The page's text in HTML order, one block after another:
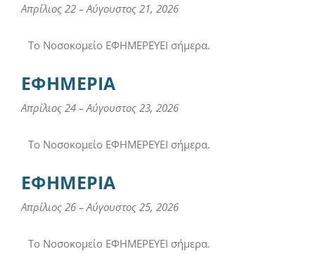
Απρίλιος 22 – Αύγουστος 21, 2026
Το Νοσοκομείο ΕΦΗΜΕΡΕΥΕΙ σήμερα.
ΕΦΗΜΕΡΙΑ
Απρίλιος 24 – Αύγουστος 23, 2026
Το Νοσοκομείο ΕΦΗΜΕΡΕΥΕΙ σήμερα.
ΕΦΗΜΕΡΙΑ
Απρίλιος 26 – Αύγουστος 25, 2026
Το Νοσοκομείο ΕΦΗΜΕΡΕΥΕΙ σήμερα.